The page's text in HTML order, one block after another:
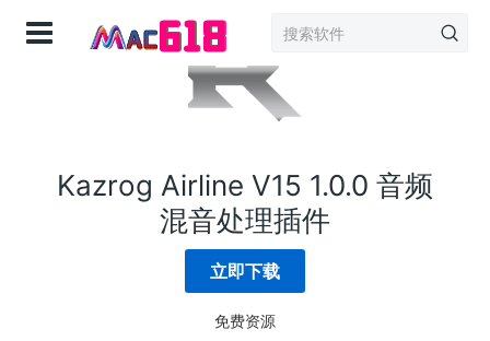
Kazrog Airline V15 1.0.0 音频
混音处理插件
立即下载
免费资源